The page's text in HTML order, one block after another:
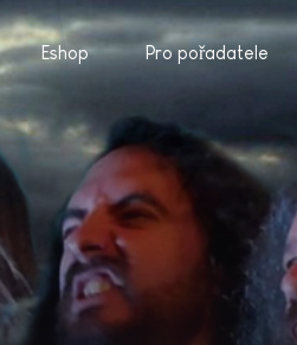
Eshop
Pro pořadatele